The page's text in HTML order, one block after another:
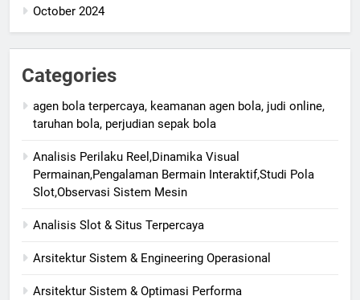
October 2024
Categories
agen bola terpercaya, keamanan agen bola, judi online,
taruhan bola, perjudian sepak bola
Analisis Perilaku Reel,Dinamika Visual
Permainan,Pengalaman Bermain Interaktif,Studi Pola
Slot,Observasi Sistem Mesin
Analisis Slot & Situs Terpercaya
Arsitektur Sistem & Engineering Operasional
Arsitektur Sistem & Optimasi Performa